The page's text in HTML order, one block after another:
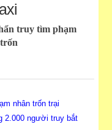
truy tìm phạm
nhân trốn trại
2.000 người truy bắt